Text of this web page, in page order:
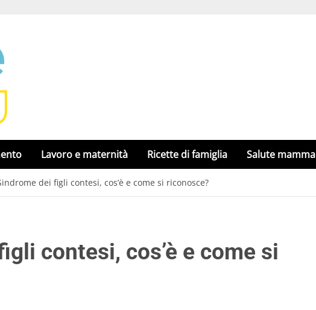
Lavoro e maternità Ricette di famiglia Salute mamma
dei figli contesi, cos’è e come si riconosce?
contesi, cos’è e come si